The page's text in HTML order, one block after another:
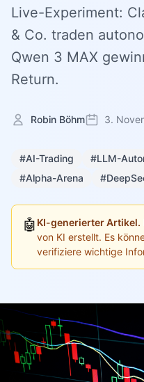
Live-Experiment:
& Co. traden
Qwen 3 MAX
Return.
Robin Böhm 3.
#AI-Trading #LLM-
#Alpha-Arena
🤖 KI-generierter Artikel.
von KI erstellt. Es
verifiziere wichtige